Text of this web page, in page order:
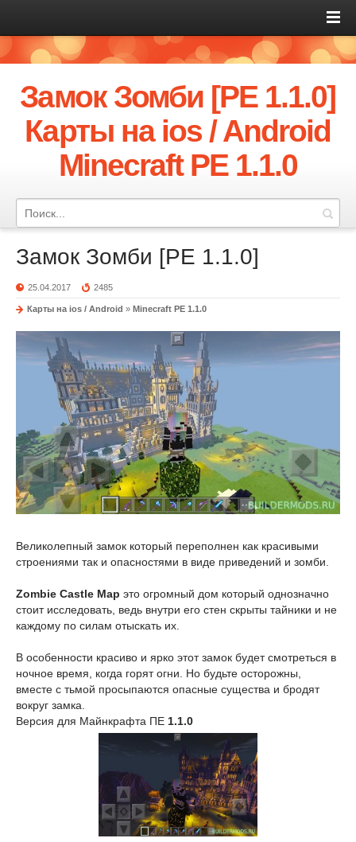
Замок Зомби [PE 1.1.0]
Карты на ios / Android
Minecraft PE 1.1.0
Замок Зомби [PE 1.1.0]
25.04.2017 2485
Карты на ios / Android » Minecraft PE 1.1.0
Великолепный замок который переполнен как красивыми
строениями так и опасностями в виде приведений и зомби.
Zombie Castle Map это огромный дом который однозначно
стоит исследовать, ведь внутри его стен скрыты тайники и не
каждому по силам отыскать их.
В особенности красиво и ярко этот замок будет смотреться в
ночное время, когда горят огни. Но будьте осторожны,
вместе с тьмой просыпаются опасные существа и бродят
вокруг замка.
Версия для Майнкрафта ПЕ 1.1.0